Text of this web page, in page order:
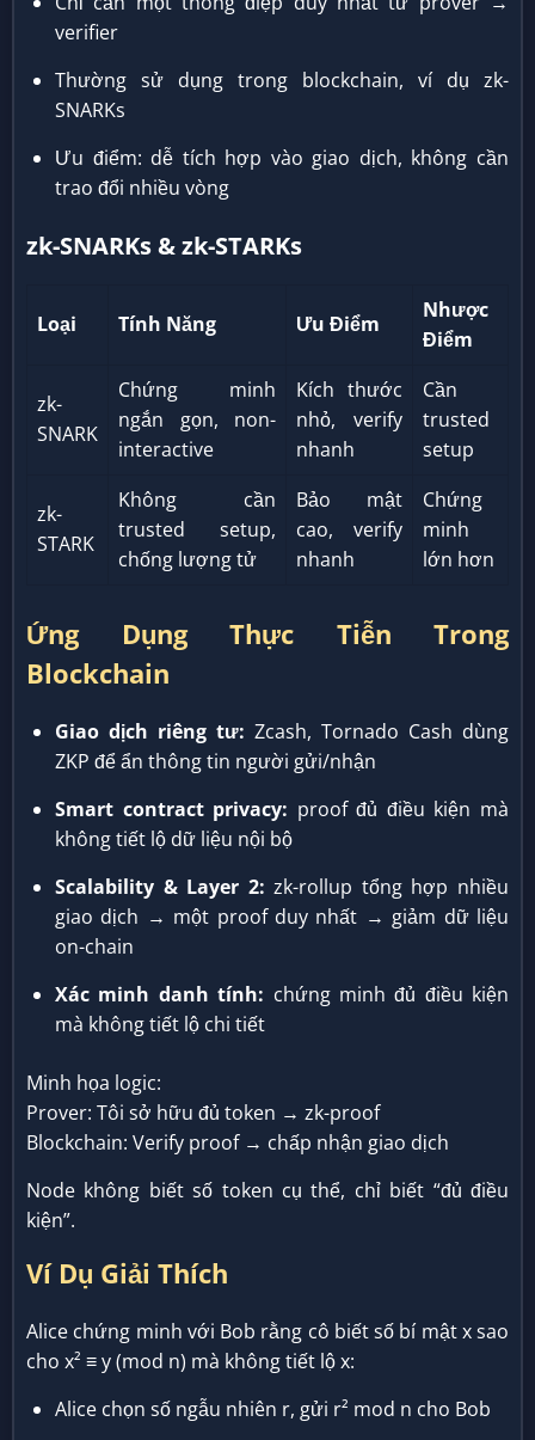
verifier
Thường sử dụng trong blockchain, ví dụ zk-
SNARKs
Ưu điểm: dễ tích hợp vào giao dịch, không cần
trao đổi nhiều vòng
zk-SNARKs & zk-STARKs
Loại Tính Năng Ưu Điểm
Nhược
Điểm
zk-
SNARK
Chứng minh
ngắn gọn, non-
interactive
Kích thước
nhỏ, verify
nhanh
Cần
trusted
setup
zk-
STARK
Không cần
trusted setup,
chống lượng tử
Bảo mật
cao, verify
nhanh
Chứng
minh
lớn hơn
Ứng Dụng Thực Tiễn Trong
Blockchain
Giao dịch riêng tư: Zcash, Tornado Cash dùng
ZKP để ẩn thông tin người gửi/nhận
Smart contract privacy: proof đủ điều kiện mà
không tiết lộ dữ liệu nội bộ
Scalability & Layer 2: zk-rollup tổng hợp nhiều
giao dịch → một proof duy nhất → giảm dữ liệu
on-chain
Xác minh danh tính: chứng minh đủ điều kiện
mà không tiết lộ chi tiết
Minh họa logic:
Prover: Tôi sở hữu đủ token → zk-proof
Blockchain: Verify proof → chấp nhận giao dịch
Node không biết số token cụ thể, chỉ biết “đủ điều
kiện”.
Ví Dụ Giải Thích
Alice chứng minh với Bob rằng cô biết số bí mật x sao
cho x² ≡ y (mod n) mà không tiết lộ x:
Alice chọn số ngẫu nhiên r, gửi r² mod n cho Bob